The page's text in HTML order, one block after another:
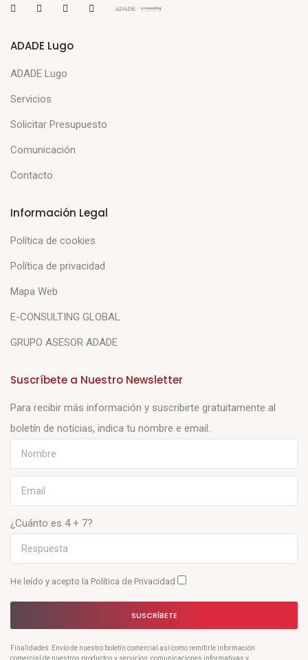
ADADE Lugo
ADADE Lugo
Servicios
Solicitar Presupuesto
Comunicación
Contacto
Información Legal
Política de cookies
Política de privacidad
Mapa Web
E-CONSULTING GLOBAL
GRUPO ASESOR ADADE
Suscríbete a Nuestro Newsletter
Para recibir más información y suscribirte gratuitamente al
boletín de noticias, indica tu nombre e email.
¿Cuánto es 4 + 7?
He leído y acepto la Política de Privacidad
SUSCRÍBETE
Finalidades: Envío de nuestro boletín comercial así como remitirle información
comercial de nuestros productos y servicios, comunicaciones informativas y